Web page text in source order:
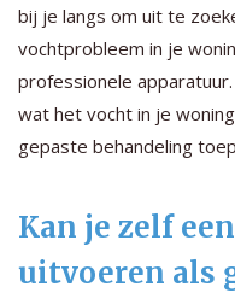
bij je langs om uit te
vochtprobleem in je
professionele
wat het vocht in je
gepaste behandeling
Kan je zelf
uitvoeren als